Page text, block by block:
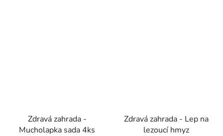
Zdravá zahrada -
Mucholapka sada 4ks
Zdravá zahrada - Lep na
lezoucí hmyz